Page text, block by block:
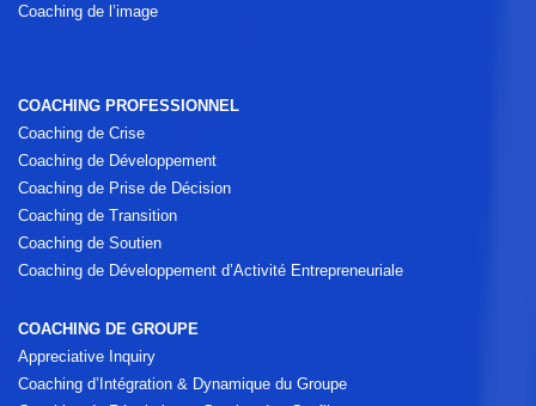
Coaching de l’image
COACHING PROFESSIONNEL
Coaching de Crise
Coaching de Développement
Coaching de Prise de Décision
Coaching de Transition
Coaching de Soutien
Coaching de Développement d’Activité Entrepreneuriale
COACHING DE GROUPE
Appreciative Inquiry
Coaching d’Intégration & Dynamique du Groupe